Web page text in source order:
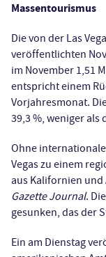
Massentourismus
Die von der Las
veröffentlichten
im November 1,51
entspricht einem
Vorjahresmonat.
39,3 %, weniger als
Ohne
Vegas zu einem
aus Kalifornien
Gazette Journal.
gesunken, das der
Ein am Dienstag